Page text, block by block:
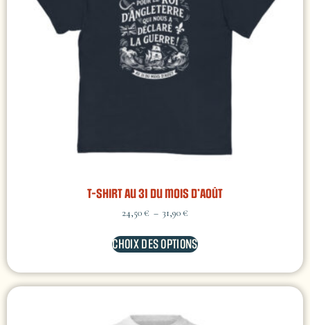
T-shirt Au 31 du mois d’Août
24,50€ – 31,90€
CHOIX DES OPTIONS